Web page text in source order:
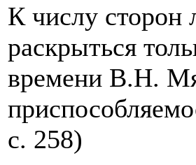
К числу сторон
раскрыться
времени В.Н.
с. 258)